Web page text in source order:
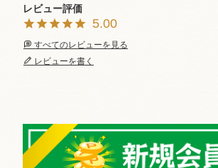
5.00
すべてのレビューを見る
レビューを書く